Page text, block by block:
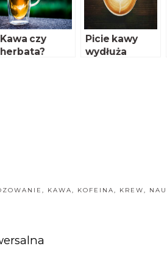
Kawa czy
herbata?
Picie kawy
wydłuża
, KAWA, KOFEINA, KREW,